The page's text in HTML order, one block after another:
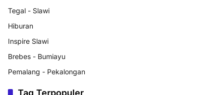
Tegal - Slawi
Hiburan
Inspire Slawi
Brebes - Bumiayu
Pemalang - Pekalongan
Tag Terpopuler